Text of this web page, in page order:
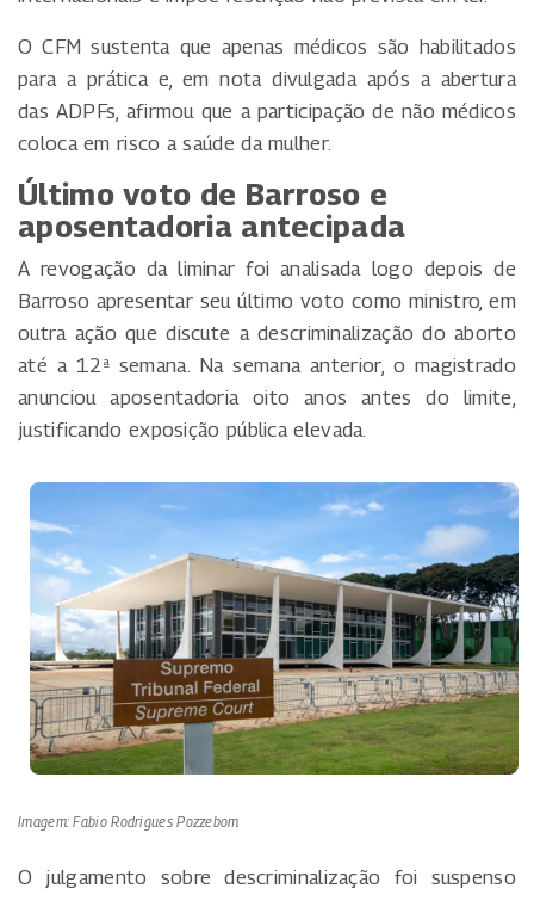
O CFM sustenta que apenas médicos são habilitados
para a prática e, em nota divulgada após a abertura
das ADPFs, afirmou que a participação de não médicos
coloca em risco a saúde da mulher.
Último voto de Barroso e
aposentadoria antecipada
A revogação da liminar foi analisada logo depois de
Barroso apresentar seu último voto como ministro, em
outra ação que discute a descriminalização do aborto
até a 12ª semana. Na semana anterior, o magistrado
anunciou aposentadoria oito anos antes do limite,
justificando exposição pública elevada.
Imagem: Fabio Rodrigues Pozzebom
O julgamento sobre descriminalização foi suspenso